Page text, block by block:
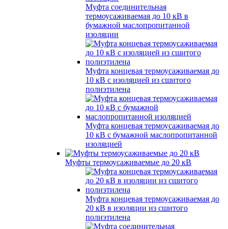
Муфта соединительная
термоусаживаемая до 10 кВ в
бумажной маслопропитанной
изоляции
Муфта концевая термоусаживаемая до
10 кВ с изоляцией из сшитого
полиэтилена
Муфта концевая термоусаживаемая до
10 кВ с бумажной маслопропитанной
изоляцией
Муфты термоусаживаемые до 20 кВ
Муфта концевая термоусаживаемая до
20 кВ в изоляции из сшитого
полиэтилена